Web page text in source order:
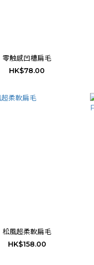
零触感凹槽扁毛
HK$78.00
松風超柔軟扁毛
HK$158.00